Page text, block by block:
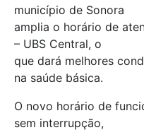
município de Sonora
amplia o horário de
– UBS Central, o
que dará melhores
na saúde básica.
O novo horário de
sem interrupção,